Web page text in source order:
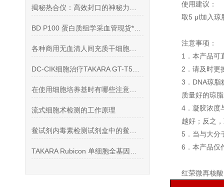
流式细胞术检测的工作原理
使用建议：
取5 μl加入琼
注意事项：
1．本产品可
2．请及时更
3．DNA琼脂
质量好的琼
4．凝胶浓度
越好；反之
5．当与大分
6．本产品仅
红荣微再核